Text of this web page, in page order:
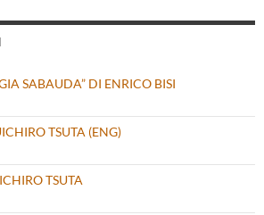
SABAUDA” DI ENRICO BISI
TSUTA (ENG)
TSUTA